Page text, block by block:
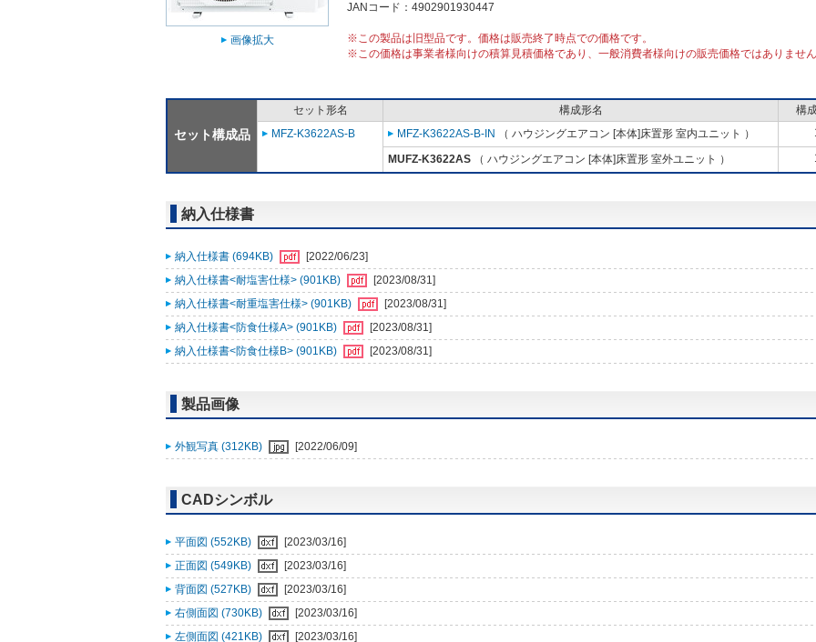
画像拡大
JANコード：4902901930447
※この製品は旧型品です。価格は販売終了時点での価格です。
※この価格は事業者様向けの積算見積価格であり、一般消費者様向けの販売価格ではありませ
セット構成品
セット形名 構成形名
構
MFZ-K3622AS-B
MFZ-K3622AS-B-IN （ ハウジングエアコン [本体]床置形 室内ユニット ）
MUFZ-K3622AS （ ハウジングエアコン [本体]床置形 室外ユニット ）
納入仕様書
納入仕様書 (694KB)
[2022/06/23]
納入仕様書<耐塩害仕様> (901KB)
[2023/08/31]
納入仕様書<耐重塩害仕様> (901KB)
[2023/08/31]
納入仕様書<防食仕様A> (901KB)
[2023/08/31]
納入仕様書<防食仕様B> (901KB)
[2023/08/31]
製品画像
外観写真 (312KB) [2022/06/09]
CADシンボル
平面図 (552KB)
[2023/03/16]
正面図 (549KB)
[2023/03/16]
背面図 (527KB)
[2023/03/16]
右側面図 (730KB)
[2023/03/16]
左側面図 (421KB)
[2023/03/16]